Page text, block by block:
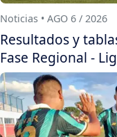
Noticias • AGO 6 / 2026
Resultados y
Fase Regional -